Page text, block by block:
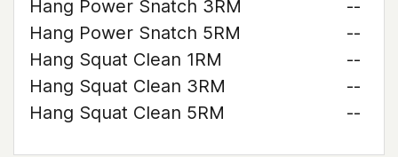
Hang Power Snatch 3RM
--
Hang Power Snatch 5RM
--
Hang Squat Clean 1RM
--
Hang Squat Clean 3RM
--
Hang Squat Clean 5RM
--